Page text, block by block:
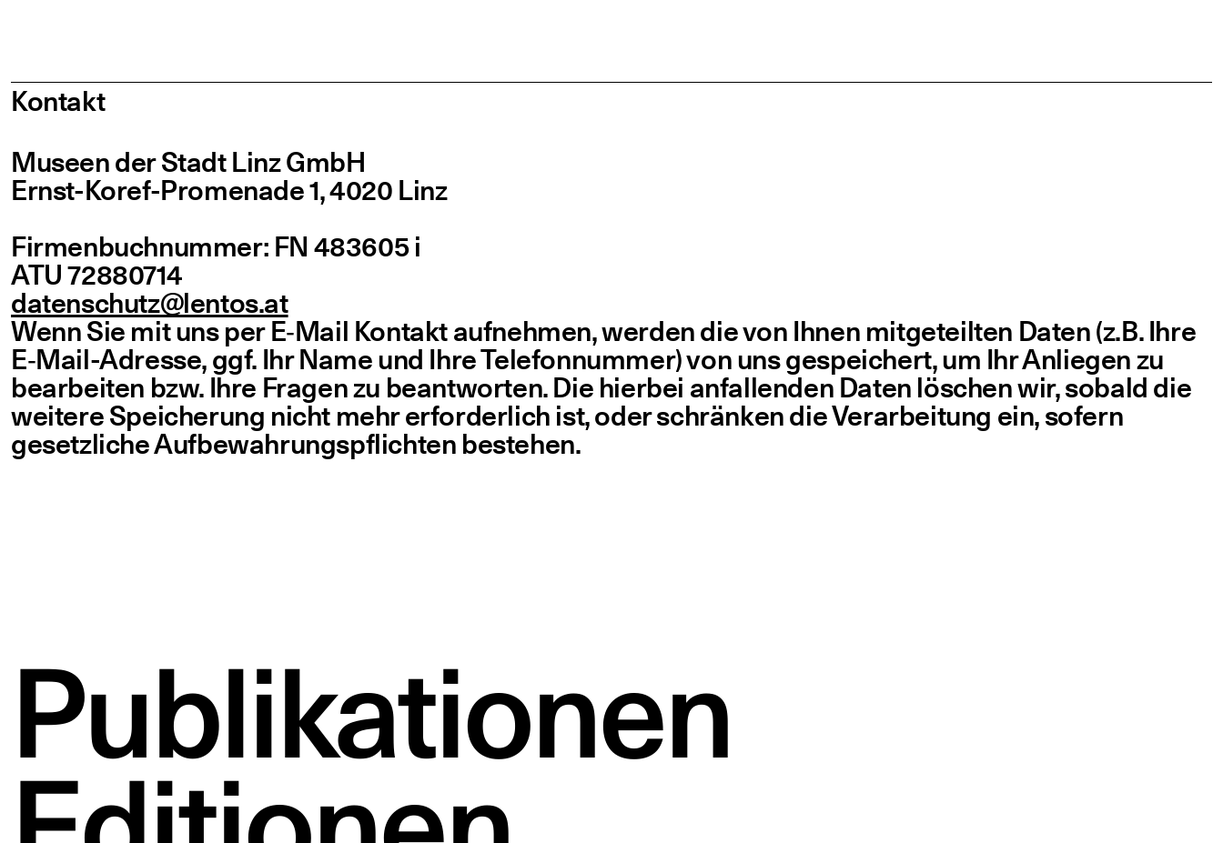
Kon­takt
Muse­en der Stadt Linz GmbH
Ernst-Koref-Pro­­me­na­­de 1, 4020 Linz
Fir­men­buch­num­mer: FN 483605 i
ATU 72880714
datenschutz@​lentos.​at
Wenn Sie mit uns per E‑Mail Kon­takt auf­neh­men, wer­den die von Ihnen mit­ge­teil­ten Daten (z.B. Ihre
E‑Mail-Adres­­se, ggf. Ihr Name und Ihre Tele­fon­num­mer) von uns gespei­chert, um Ihr Anlie­gen zu
bear­bei­ten bzw. Ihre Fra­gen zu beant­wor­ten. Die hier­bei anfal­len­den Daten löschen wir, sobald die
wei­te­re Spei­che­rung nicht mehr erfor­der­lich ist, oder schrän­ken die Ver­ar­bei­tung ein, sofern
gesetz­li­che Auf­be­wah­rungs­pflich­ten bestehen.
Publikationen